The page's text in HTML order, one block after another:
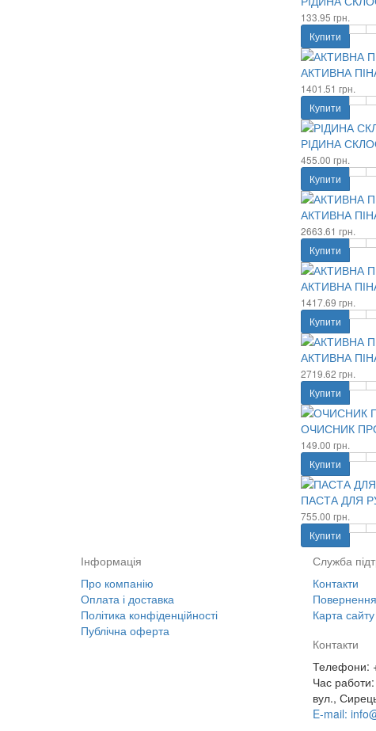
133.95 грн.
Купити
АКТИВНА
1401.51 грн.
Купити
РІДИНА
455.00 грн.
Купити
АКТИВНА
2663.61 грн.
Купити
АКТИВНА
1417.69 грн.
Купити
АКТИВНА
2719.62 грн.
Купити
ОЧИСНИК
149.00 грн.
Купити
ПАСТА ДЛЯ
755.00 грн.
Купити
Інформація
Про компанію
Оплата і доставка
Політика конфіденційності
Публічна оферта
Служба
Контакти
Карта сайту
Контакти
Телефони:
Час
вул.,
E-mail: